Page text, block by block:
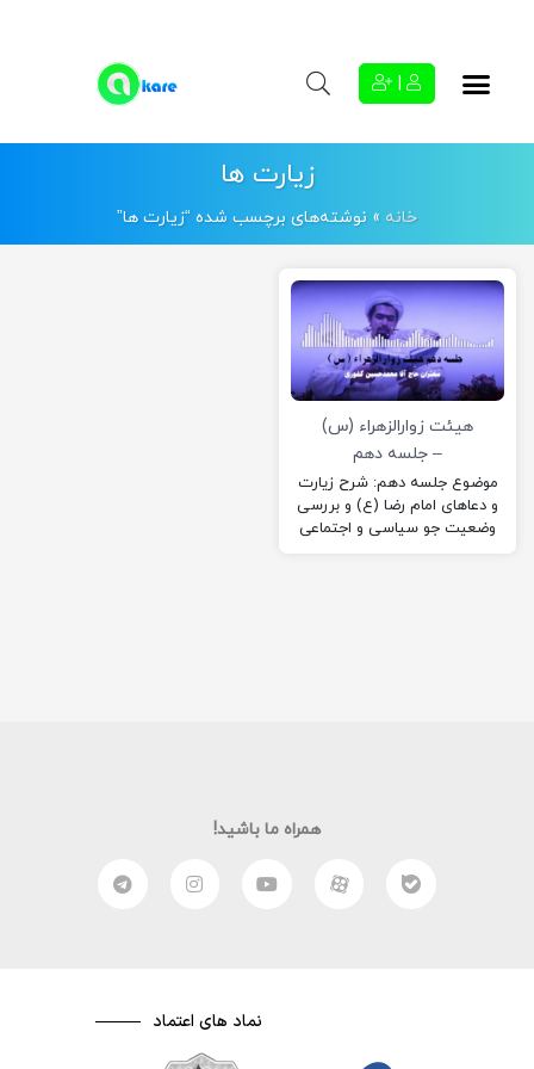
زیارت ها
خانه » نوشته‌های برچسب شده “زیارت ها”
هیئت زوارالزهراء (س)
– جلسه دهم
موضوع جلسه دهم: شرح زیارت
و دعاهای امام رضا (ع) و بررسی
وضعیت جو سیاسی و اجتماعی
همراه ما باشید!
نماد های اعتماد